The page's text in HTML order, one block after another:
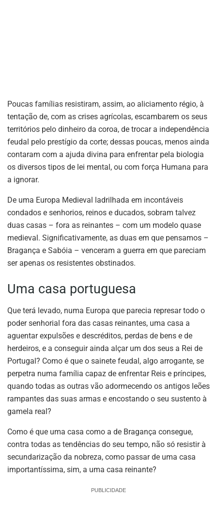
Poucas famílias resistiram, assim, ao aliciamento régio, à
tentação de, com as crises agrícolas, escambarem os seus
territórios pelo dinheiro da coroa, de trocar a independência
feudal pelo prestígio da corte; dessas poucas, menos ainda
contaram com a ajuda divina para enfrentar pela biologia
os diversos tipos de lei mental, ou com força Humana para
a ignorar.
De uma Europa Medieval ladrilhada em incontáveis
condados e senhorios, reinos e ducados, sobram talvez
duas casas – fora as reinantes – com um modelo quase
medieval. Significativamente, as duas em que pensamos –
Bragança e Sabóia – venceram a guerra em que pareciam
ser apenas os resistentes obstinados.
Uma casa portuguesa
Que terá levado, numa Europa que parecia represar todo o
poder senhorial fora das casas reinantes, uma casa a
aguentar expulsões e descréditos, perdas de bens e de
herdeiros, e a conseguir ainda alçar um dos seus a Rei de
Portugal? Como é que o sainete feudal, algo arrogante, se
perpetra numa família capaz de enfrentar Reis e príncipes,
quando todas as outras vão adormecendo os antigos leões
rampantes das suas armas e encostando o seu sustento à
gamela real?
Como é que uma casa como a de Bragança consegue,
contra todas as tendências do seu tempo, não só resistir à
secundarização da nobreza, como passar de uma casa
importantíssima, sim, a uma casa reinante?
PUBLICIDADE